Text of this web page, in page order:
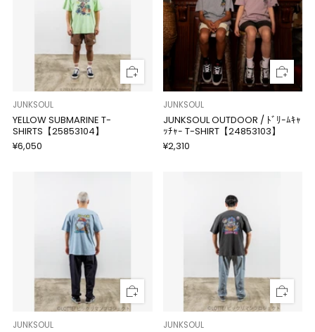
JUNKSOUL
YELLOW SUBMARINE T-
SHIRTS【25853104】
¥6,050
JUNKSOUL
JUNKSOUL OUTDOOR / ﾄﾞﾘｰﾑｷｬ
ｯﾁｬｰ T-SHIRT【24853103】
¥2,310
JUNKSOUL JUNKSOUL